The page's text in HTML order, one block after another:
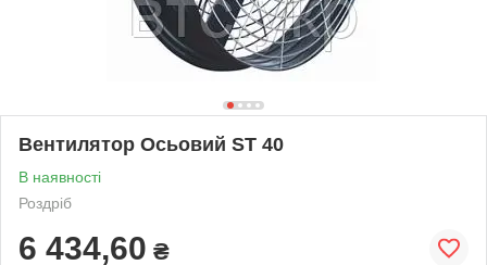
Вентилятор Осьовий ST 40
В наявності
Роздріб
6 434,60 ₴